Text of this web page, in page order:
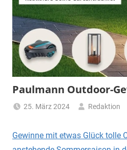
Paulmann Outdoor-
25. März 2024 Redaktion
Gewinne mit etwas Glück tolle